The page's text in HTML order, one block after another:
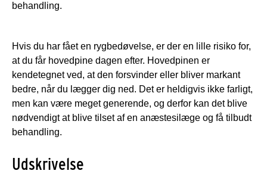
behandling.
Hvis du har fået en rygbedøvelse, er der en lille risiko for,
at du får hovedpine dagen efter. Hovedpinen er
kendetegnet ved, at den forsvinder eller bliver markant
bedre, når du lægger dig ned. Det er heldigvis ikke farligt,
men kan være meget generende, og derfor kan det blive
nødvendigt at blive tilset af en anæstesilæge og få tilbudt
behandling.
Udskrivelse